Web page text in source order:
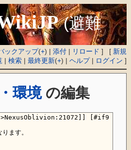
(避難
ックアップ(+) |添付 | リロード ] [ 新規
|検索 |最終更新(+) |ヘルプ| ログイン ]
環境の編集